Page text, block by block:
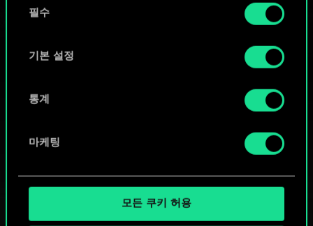
쿠키 사용에 관한 세부 사항이나 관련 설정은 아래의
필수
기본 설정
통계
마케팅
모든 쿠키 허용